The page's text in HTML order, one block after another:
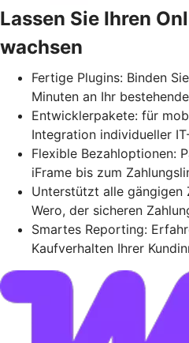
Lassen Sie Ihren
wachsen
Fertige Plugins: Binden
Minuten an Ihr
Entwicklerpakete: für
Integration individueller
Flexible Bezahloptionen:
iFrame bis zum
Unterstützt alle gängigen
Wero, der sicheren
Smartes Reporting:
Kaufverhalten Ihrer